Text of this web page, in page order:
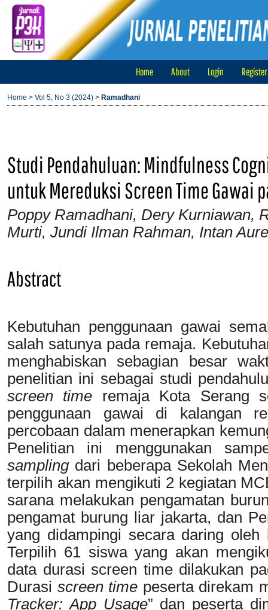
Home About Login Register
Home > Vol 5, No 3 (2024) > Ramadhani
Studi Pendahuluan: Mindfulness
untuk Mereduksi Screen Time Gawai
Poppy Ramadhani, Dery Kurniawan,
Murti, Jundi Ilman Rahman, Intan
Abstract
Kebutuhan penggunaan gawai
salah satunya pada remaja.
menghabiskan sebagian besar
penelitian ini sebagai studi
screen time remaja Kota Serang
penggunaan gawai di kalangan
percobaan dalam menerapkan
Penelitian ini menggunakan
samplingdari beberapa Sekolah
terpilih akan mengikuti 2 kegiatan
sarana melakukan pengamatan
pengamat burung liar jakarta, dan
yang didampingi secara daring
Terpilih 61 siswa yang akan
data durasi screen time dilakukan
Durasi screen time peserta direkam
Tracker: App Usage” dan peserta